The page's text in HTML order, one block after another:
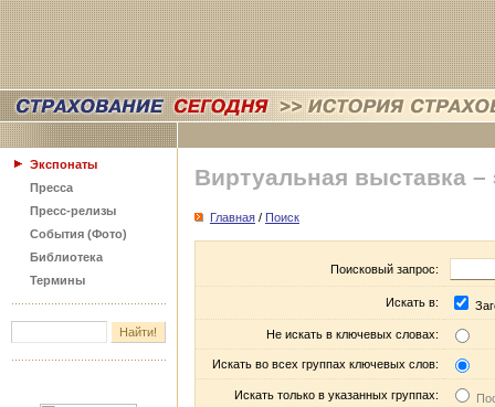
Экспонаты
Пресса
Пресс-релизы
События (Фото)
Библиотека
Термины
Виртуальная выставка –
Главная / Поиск
Поисковый запрос:
Искать в:
Не искать в ключевых словах:
Искать во всех группах ключевых слов:
Искать только в указанных группах: